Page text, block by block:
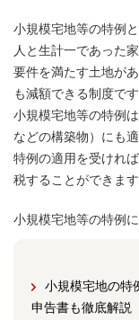
小規模宅地等の特例
人と生計一であった
要件を満たす土地が
も減額できる制度です
小規模宅地等の特例
などの構築物）にも
特例の適用を受けれ
税することができます
小規模宅地等の特例
小規模宅地の特
申告書も徹底解説